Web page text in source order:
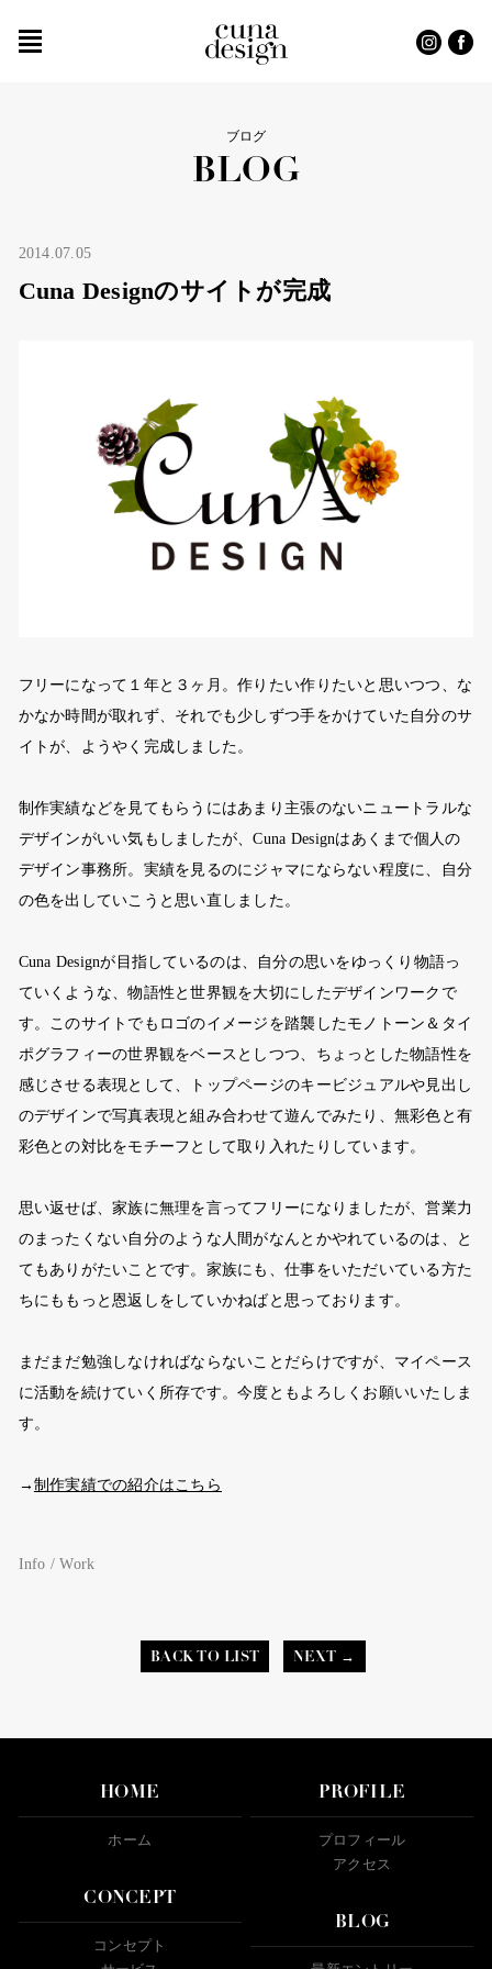
ブログ
BLOG
2014.07.05
Cuna Designのサイトが完成
フリーになって１年と３ヶ月。作りたい作りたいと思いつつ、な
かなか時間が取れず、それでも少しずつ手をかけていた自分のサ
イトが、ようやく完成しました。
制作実績などを見てもらうにはあまり主張のないニュートラルな
デザインがいい気もしましたが、Cuna Designはあくまで個人の
デザイン事務所。実績を見るのにジャマにならない程度に、自分
の色を出していこうと思い直しました。
Cuna Designが目指しているのは、自分の思いをゆっくり物語っ
ていくような、物語性と世界観を大切にしたデザインワークで
す。このサイトでもロゴのイメージを踏襲したモノトーン＆タイ
ポグラフィーの世界観をベースとしつつ、ちょっとした物語性を
感じさせる表現として、トップページのキービジュアルや見出し
のデザインで写真表現と組み合わせて遊んでみたり、無彩色と有
彩色との対比をモチーフとして取り入れたりしています。
思い返せば、家族に無理を言ってフリーになりましたが、営業力
のまったくない自分のような人間がなんとかやれているのは、と
てもありがたいことです。家族にも、仕事をいただいている方た
ちにももっと恩返しをしていかねばと思っております。
まだまだ勉強しなければならないことだらけですが、マイペース
に活動を続けていく所存です。今度ともよろしくお願いいたしま
す。
→ 制作実績での紹介はこちら
Info / Work
BACK TO LIST NEXT →
HOME
ホーム
CONCEPT
コンセプト
PROFILE
プロフィール
アクセス
BLOG